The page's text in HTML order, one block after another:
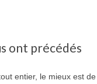
ont précédés
entier, le mieux est